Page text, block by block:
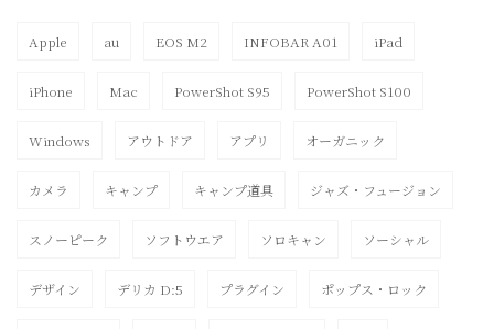
Apple au EOS M2 INFOBAR A01 iPad
iPhone Mac PowerShot S95 PowerShot S100
Windows アウトドア アプリ オーガニック
カメラ キャンプ キャンプ道具 ジャズ・フュージョン
スノーピーク ソフトウエア ソロキャン ソーシャル
デザイン デリカ D:5 プラグイン ポップス・ロック